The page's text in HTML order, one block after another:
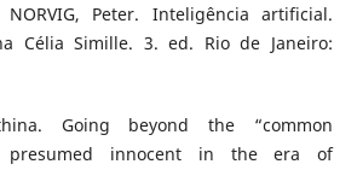
NORVIG, Peter. Inteligência artificial.
Célia Simille. 3. ed. Rio de Janeiro:
Going beyond the “common
presumed innocent in the era of